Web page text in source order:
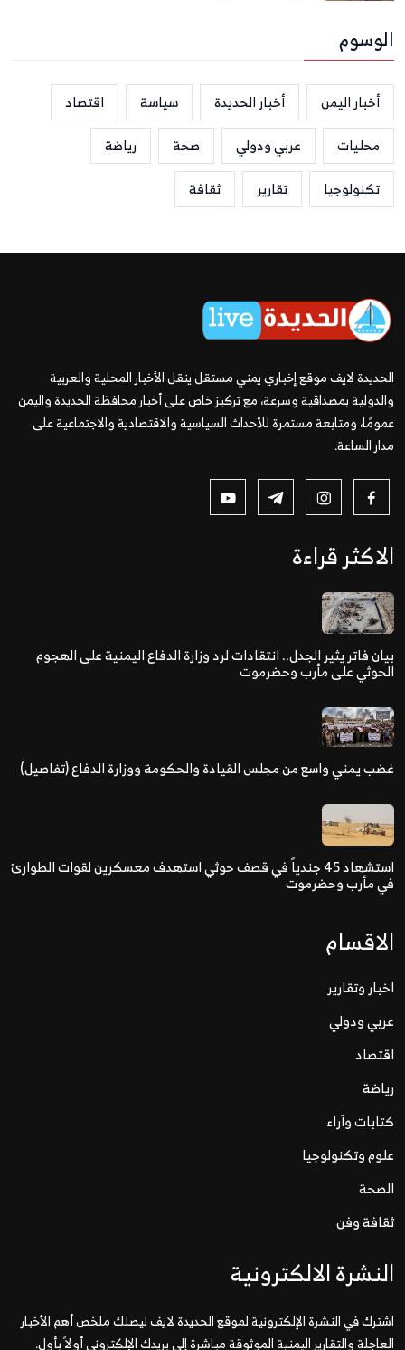
الوسوم
أخبار اليمن أخبار الحديدة سياسة
اقتصاد
محليات
عربي ودولي صحة
رياضة
تكنولوجيا
تقارير ثقافة
الحديدة لايف موقع إخباري يمني مستقل ينقل الأخبار المحلية والعربية
والدولية بمصداقية وسرعة، مع تركيز خاص على أخبار محافظة الحديدة واليمن
عمومًا، ومتابعة مستمرة للأحداث السياسية والاقتصادية والاجتماعية على
مدار الساعة.
الاكثر قراءة
بيان فاتر يثير الجدل.. انتقادات لرد وزارة الدفاع اليمنية على الهجوم
الحوثي على مأرب وحضرموت
غضب يمني واسع من مجلس القيادة والحكومة ووزارة الدفاع (تفاصيل)
استشهاد 45 جندياً في قصف حوثي استهدف معسكرين لقوات الطوارئ
في مأرب وحضرموت
الاقسام
اخبار وتقارير
عربي ودولي
اقتصاد
رياضة
كتابات وآراء
علوم وتكنولوجيا
الصحة
ثقافة وفن
النشرة الالكترونية
اشترك في النشرة الإلكترونية لموقع الحديدة لايف ليصلك ملخص أهم الأخبار
العاجلة والتقارير اليمنية الموثوقة مباشرة إلى بريدك الإلكتروني أولاً بأول.